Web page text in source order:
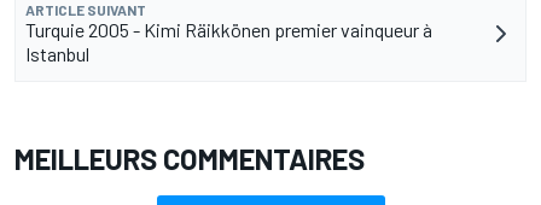
ARTICLE SUIVANT
Turquie 2005 - Kimi Räikkönen premier vainqueur à
Istanbul
MEILLEURS COMMENTAIRES